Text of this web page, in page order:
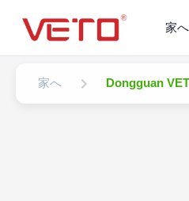
家へ
家へ Dongguan